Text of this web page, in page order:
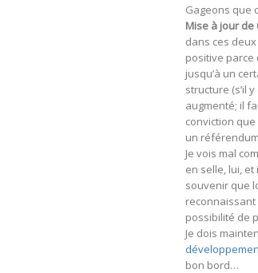
Gageons que
Mise à jour de
dans ces
positive parce
jusqu’à un
structure (s’il
augmenté; il
conviction
un
Je vois mal
en selle, lui,
souvenir que
reconnaissant
possibilité de
Je dois
bon bord…